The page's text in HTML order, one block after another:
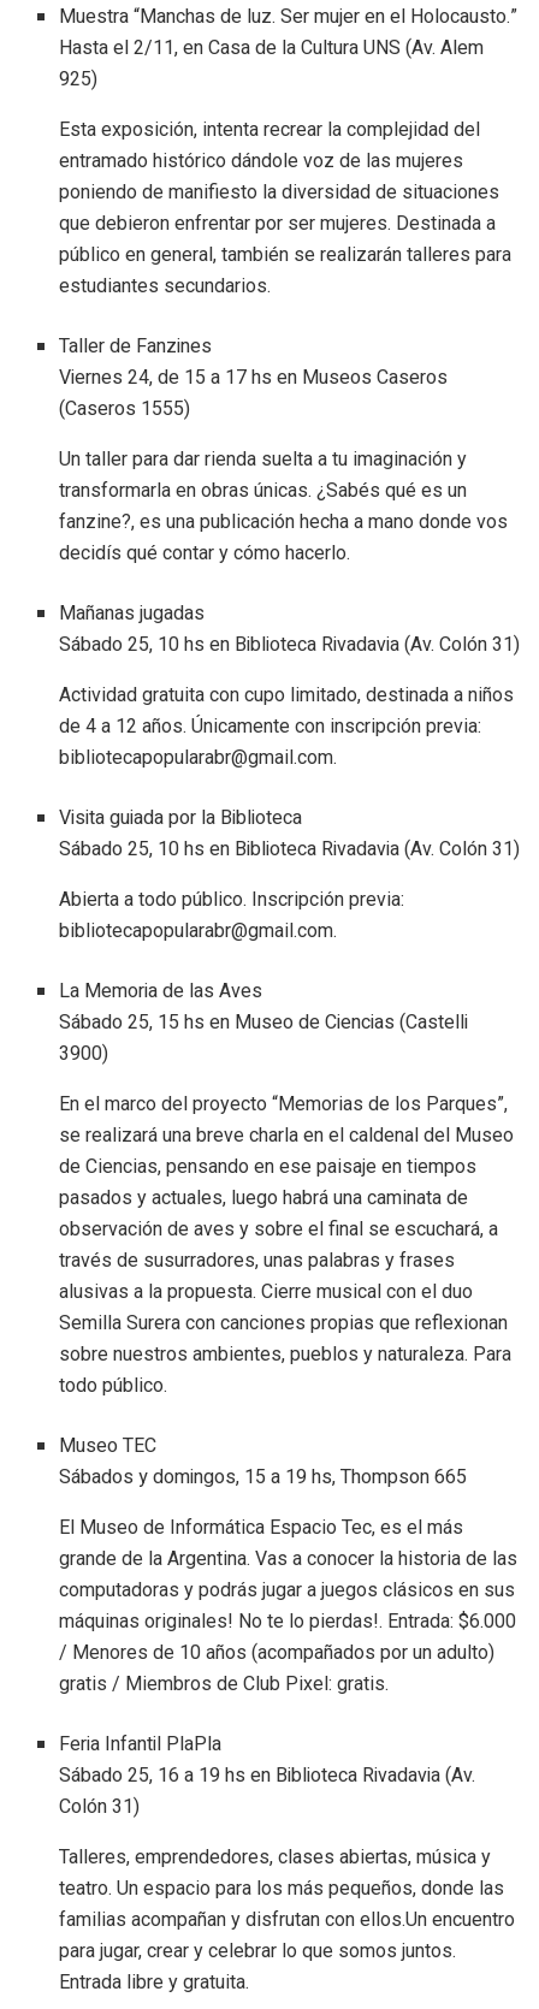
Muestra “Manchas de luz. Ser mujer en el Holocausto.”
Hasta el 2/11, en Casa de la Cultura UNS (Av. Alem
925)
Esta exposición, intenta recrear la complejidad del
entramado histórico dándole voz de las mujeres
poniendo de manifiesto la diversidad de situaciones
que debieron enfrentar por ser mujeres. Destinada a
público en general, también se realizarán talleres para
estudiantes secundarios.
Taller de Fanzines
Viernes 24, de 15 a 17 hs en Museos Caseros
(Caseros 1555)
Un taller para dar rienda suelta a tu imaginación y
transformarla en obras únicas. ¿Sabés qué es un
fanzine?, es una publicación hecha a mano donde vos
decidís qué contar y cómo hacerlo.
Mañanas jugadas
Sábado 25, 10 hs en Biblioteca Rivadavia (Av. Colón 31)
Actividad gratuita con cupo limitado, destinada a niños
de 4 a 12 años. Únicamente con inscripción previa:
bibliotecapopularabr@gmail.com.
Visita guiada por la Biblioteca
Sábado 25, 10 hs en Biblioteca Rivadavia (Av. Colón 31)
Abierta a todo público. Inscripción previa:
bibliotecapopularabr@gmail.com.
La Memoria de las Aves
Sábado 25, 15 hs en Museo de Ciencias (Castelli
3900)
En el marco del proyecto “Memorias de los Parques”,
se realizará una breve charla en el caldenal del Museo
de Ciencias, pensando en ese paisaje en tiempos
pasados y actuales, luego habrá una caminata de
observación de aves y sobre el final se escuchará, a
través de susurradores, unas palabras y frases
alusivas a la propuesta. Cierre musical con el duo
Semilla Surera con canciones propias que reflexionan
sobre nuestros ambientes, pueblos y naturaleza. Para
todo público.
Museo TEC
Sábados y domingos, 15 a 19 hs, Thompson 665
El Museo de Informática Espacio Tec, es el más
grande de la Argentina. Vas a conocer la historia de las
computadoras y podrás jugar a juegos clásicos en sus
máquinas originales! No te lo pierdas!. Entrada: $6.000
/ Menores de 10 años (acompañados por un adulto)
gratis / Miembros de Club Pixel: gratis.
Feria Infantil PlaPla
Sábado 25, 16 a 19 hs en Biblioteca Rivadavia (Av.
Colón 31)
Talleres, emprendedores, clases abiertas, música y
teatro. Un espacio para los más pequeños, donde las
familias acompañan y disfrutan con ellos.Un encuentro
para jugar, crear y celebrar lo que somos juntos.
Entrada libre y gratuita.